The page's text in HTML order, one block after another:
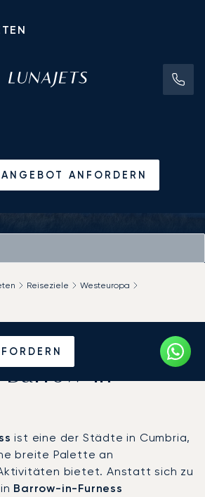
ANGEBOT ANFORDERN
Reiseziele
Westeuropa
einen Privatjet
Barrow-in-
ist eine der Städte in Cumbria,
breite Palette an
bietet. Anstatt sich zu
Barrow-in-Furness